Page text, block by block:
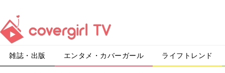
雑誌・出版 エンタメ・カバーガール ライフトレンド